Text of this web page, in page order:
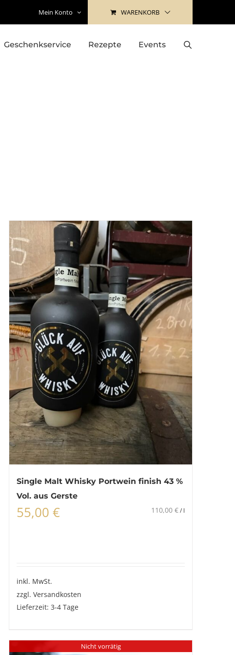
Mein Konto WARENKORB
Geschenkservice Rezepte Events
Single Malt Whisky Portwein finish 43 %
Vol. aus Gerste
55,00€ 110,00 €/ l
inkl. MwSt.
zzgl.Versandkosten
Lieferzeit:3-4 Tage
Nicht vorrätig